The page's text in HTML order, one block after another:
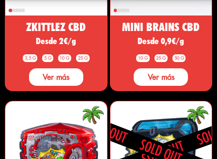
ZKITTLEZ CBD
Desde 2€/g
3,5 G 5 G 10 G 25 G
Ver más
MINI BRAINS CBD
Desde 0,9€/g
10 G 25 G 50 G
Ver más